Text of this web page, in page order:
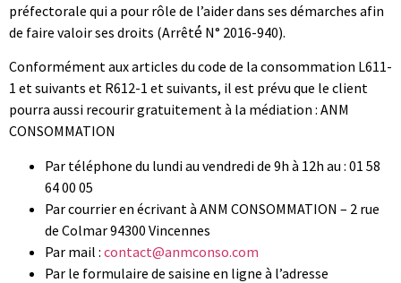
préfectorale qui a pour rôle de l’aider dans ses démarches afin
de faire valoir ses droits (Arrêté́ N° 2016-940).
Conformément aux articles du code de la consommation L611-
1 et suivants et R612-1 et suivants, il est prévu que le client
pourra aussi recourir gratuitement à la médiation : ANM
CONSOMMATION
Par téléphone du lundi au vendredi de 9h à 12h au : 01 58
64 00 05
Par courrier en écrivant à ANM CONSOMMATION – 2 rue
de Colmar 94300 Vincennes
Par mail : contact@anmconso.com
Par le formulaire de saisine en ligne à l’adresse